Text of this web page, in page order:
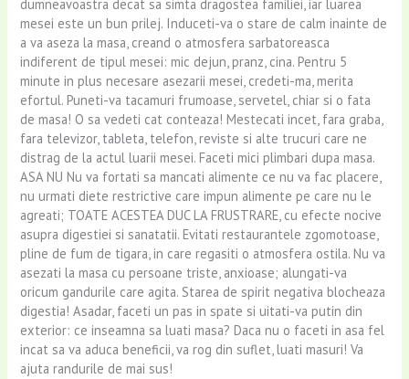
dumneavoastra decat sa simta dragostea familiei, iar luarea
mesei este un bun prilej. Induceti-va o stare de calm inainte de
a va aseza la masa, creand o atmosfera sarbatoreasca
indiferent de tipul mesei: mic dejun, pranz, cina. Pentru 5
minute in plus necesare asezarii mesei, credeti-ma, merita
efortul. Puneti-va tacamuri frumoase, servetel, chiar si o fata
de masa! O sa vedeti cat conteaza! Mestecati incet, fara graba,
fara televizor, tableta, telefon, reviste si alte trucuri care ne
distrag de la actul luarii mesei. Faceti mici plimbari dupa masa.
ASA NU Nu va fortati sa mancati alimente ce nu va fac placere,
nu urmati diete restrictive care impun alimente pe care nu le
agreati; TOATE ACESTEA DUC LA FRUSTRARE, cu efecte nocive
asupra digestiei si sanatatii. Evitati restaurantele zgomotoase,
pline de fum de tigara, in care regasiti o atmosfera ostila. Nu va
asezati la masa cu persoane triste, anxioase; alungati-va
oricum gandurile care agita. Starea de spirit negativa blocheaza
digestia! Asadar, faceti un pas in spate si uitati-va putin din
exterior: ce inseamna sa luati masa? Daca nu o faceti in asa fel
incat sa va aduca beneficii, va rog din suflet, luati masuri! Va
ajuta randurile de mai sus!